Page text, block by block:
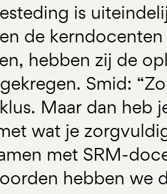
is
de kerndocenten
hebben zij de
Smid:
Maar dan heb
wat je
met SRM-
hebben we